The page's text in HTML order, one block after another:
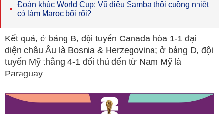
Đoản khúc World Cup: Vũ điệu Samba thôi cuồng nhiệt
có làm Maroc bối rối?
Kết quả, ở bảng B, đội tuyển Canada hòa 1-1 đại
diện châu Âu là Bosnia & Herzegovina; ở bảng D, đội
tuyển Mỹ thắng 4-1 đối thủ đến từ Nam Mỹ là
Paraguay.